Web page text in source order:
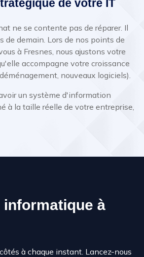
de votre IT
ne se contente pas de réparer. Il
de demain. Lors de nos points de
à Fresnes, nous ajustons votre
accompagne votre croissance
nouveaux logiciels).
un système d'information
à la taille réelle de votre entreprise,
informatique à
à chaque instant. Lancez-nous